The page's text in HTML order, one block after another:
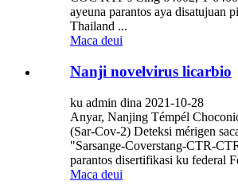
ayeuna parantos aya disatujuan
Thailand ...
Maca deui
Nanji novelvirus licarbio
ku admin dina 2021-10-28
Anyar, Nanjing Témpél
(Sar-Cov-2) Deteksi mérigen
"Sarsange-Coverstang-CTR-
parantos disertifikasi ku federal
Maca deui